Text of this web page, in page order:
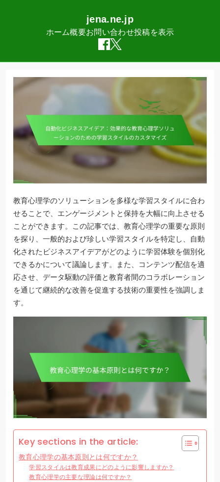
jena.ne.jp
ホーム概要お問い合わせ投稿を表示
content
教育心理学のソリューションを多様な学習スタイルに合わ
せることで、エンゲージメントと保持を大幅に向上させる
ことができます。この記事では、教育心理学の重要な原則
を探り、一般的および珍しい学習スタイルを特定し、自動
化されたビジネスアイデアがどのように学習体験を個別化
できるかについて議論します。また、コンテンツ配信を適
応させ、データ駆動の評価と教育者間のコラボレーション
を通じて継続的な改善を促進する技術の重要性を強調しま
す。
Key sections in the article:
教育心理学の基本原則とは何ですか？
学習スタイルは教育成果にどのように影響しますか？
教育心理学の主要な理論は何ですか？